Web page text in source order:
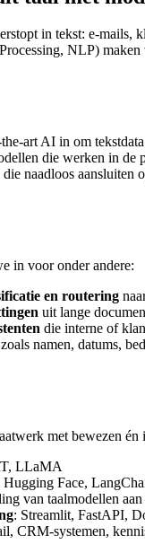
in tekst: e-mails,
NLP)
art AI in om
die werken in
naadloos
in voor onder andere:
en routering
uit lange
die interne of
zoals namen, datums,
met bewezen
LLaMA
Hugging Face,
van taalmodellen
: Streamlit, FastAPI,
CRM-systemen,